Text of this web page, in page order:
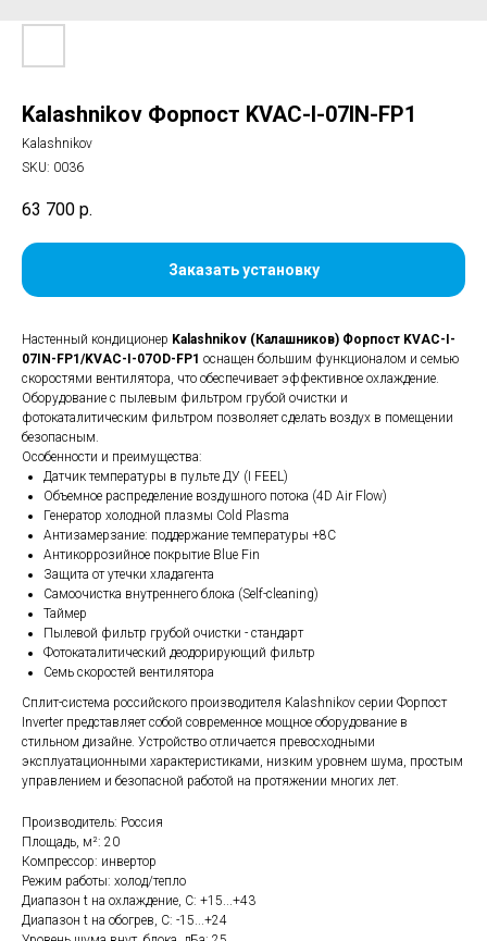
Kalashnikov Форпост KVAC-I-07IN-FP1
Kalashnikov
SKU: 0036
63 700 р.
Заказать установку
Настенный кондиционер Kalashnikov (Калашников) Форпост KVAC-I-
07IN-FP1/KVAC-I-07OD-FP1 оснащен большим функционалом и семью
скоростями вентилятора, что обеспечивает эффективное охлаждение.
Оборудование с пылевым фильтром грубой очистки и
фотокаталитическим фильтром позволяет сделать воздух в помещении
безопасным.
Особенности и преимущества:
Датчик температуры в пульте ДУ (I FEEL)
Объемное распределение воздушного потока (4D Air Flow)
Генератор холодной плазмы Cold Plasma
Антизамерзание: поддержание температуры +8С
Антикоррозийное покрытие Blue Fin
Защита от утечки хладагента
Самоочистка внутреннего блока (Self-cleaning)
Таймер
Пылевой фильтр грубой очистки - стандарт
Фотокаталитический деодорирующий фильтр
Семь скоростей вентилятора
Сплит-система российского производителя Kalashnikov серии Форпост
Inverter представляет собой современное мощное оборудование в
стильном дизайне. Устройство отличается превосходными
эксплуатационными характеристиками, низким уровнем шума, простым
управлением и безопасной работой на протяжении многих лет.
Производитель: Россия
Площадь, м²: 20
Компрессор: инвертор
Режим работы: холод/тепло
Диапазон t на охлаждение, С: +15...+43
Диапазон t на обогрев, С: -15...+24